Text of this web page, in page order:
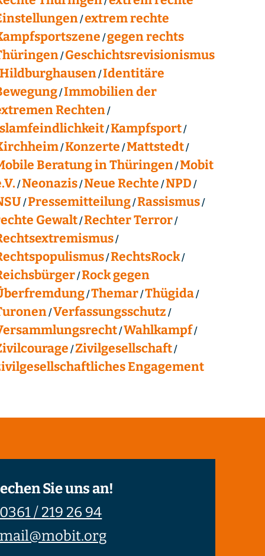
extrem rechte
gegen rechts
Geschichtsrevisionismus
Identitäre
Immobilien der
Rechten
Kampfsport
Konzerte Mattstedt
Beratung in Thüringen Mobit
Neonazis Neue Rechte NPD
Pressemitteilung Rassismus
Gewalt Rechter Terror
RechtsRock
Rock gegen
Themar Thügida
Verfassungsschutz
Wahlkampf
Zivilgesellschaft
Engagement
Sie uns an!
0361 / 219 26 94
mail@mobit.org